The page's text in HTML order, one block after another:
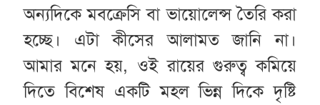
অন্যদিকে মবক্রেসি বা ভায়োলেন্স তৈরি করা
হচ্ছে। এটা কীসের আলামত জানি না।
আমার মনে হয়, ওই রায়ের গুরুত্ব কমিয়ে
দিতে বিশেষ একটি মহল ভিন্ন দিকে দৃষ্টি